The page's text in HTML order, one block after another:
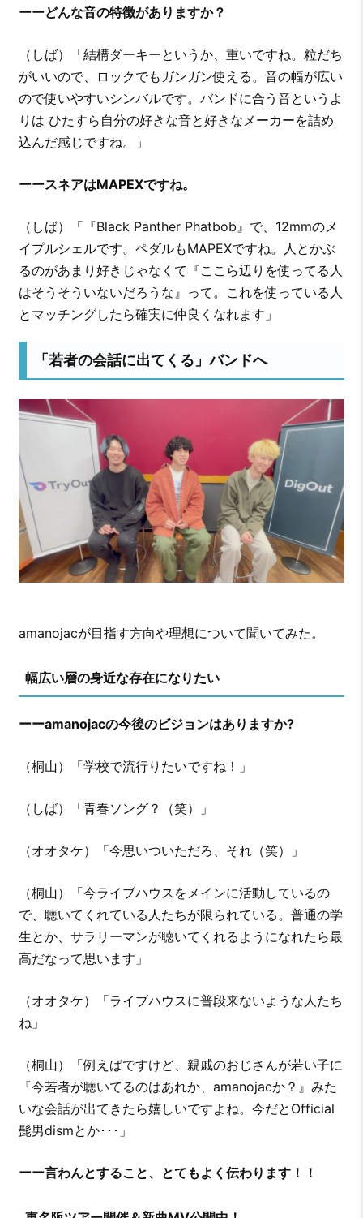
ーーどんな音の特徴がありますか？
（しば）「結構ダーキーというか、重いですね。粒だち
がいいので、ロックでもガンガン使える。音の幅が広い
ので使いやすいシンバルです。バンドに合う音というよ
りは ひたすら自分の好きな音と好きなメーカーを詰め
込んだ感じですね。」
ーースネアはMAPEXですね。
（しば）「『Black Panther Phatbob』で、12mmのメ
イプルシェルです。ペダルもMAPEXですね。人とかぶ
るのがあまり好きじゃなくて『ここら辺りを使ってる人
はそうそういないだろうな』って。これを使っている人
とマッチングしたら確実に仲良くなれます」
「若者の会話に出てくる」バンドへ
amanojacが目指す方向や理想について聞いてみた。
幅広い層の身近な存在になりたい
ーーamanojacの今後のビジョンはありますか?
（桐山）「学校で流行りたいですね！」
（しば）「青春ソング？（笑）」
（オオタケ）「今思いついただろ、それ（笑）」
（桐山）「今ライブハウスをメインに活動しているの
で、聴いてくれている人たちが限られている。普通の学
生とか、サラリーマンが聴いてくれるようになれたら最
高だなって思います」
（オオタケ）「ライブハウスに普段来ないような人たち
ね」
（桐山）「例えばですけど、親戚のおじさんが若い子に
『今若者が聴いてるのはあれか、amanojacか？』みた
いな会話が出てきたら嬉しいですよね。今だとOfficial
髭男dismとか･･･」
ーー言わんとすること、とてもよく伝わります！！